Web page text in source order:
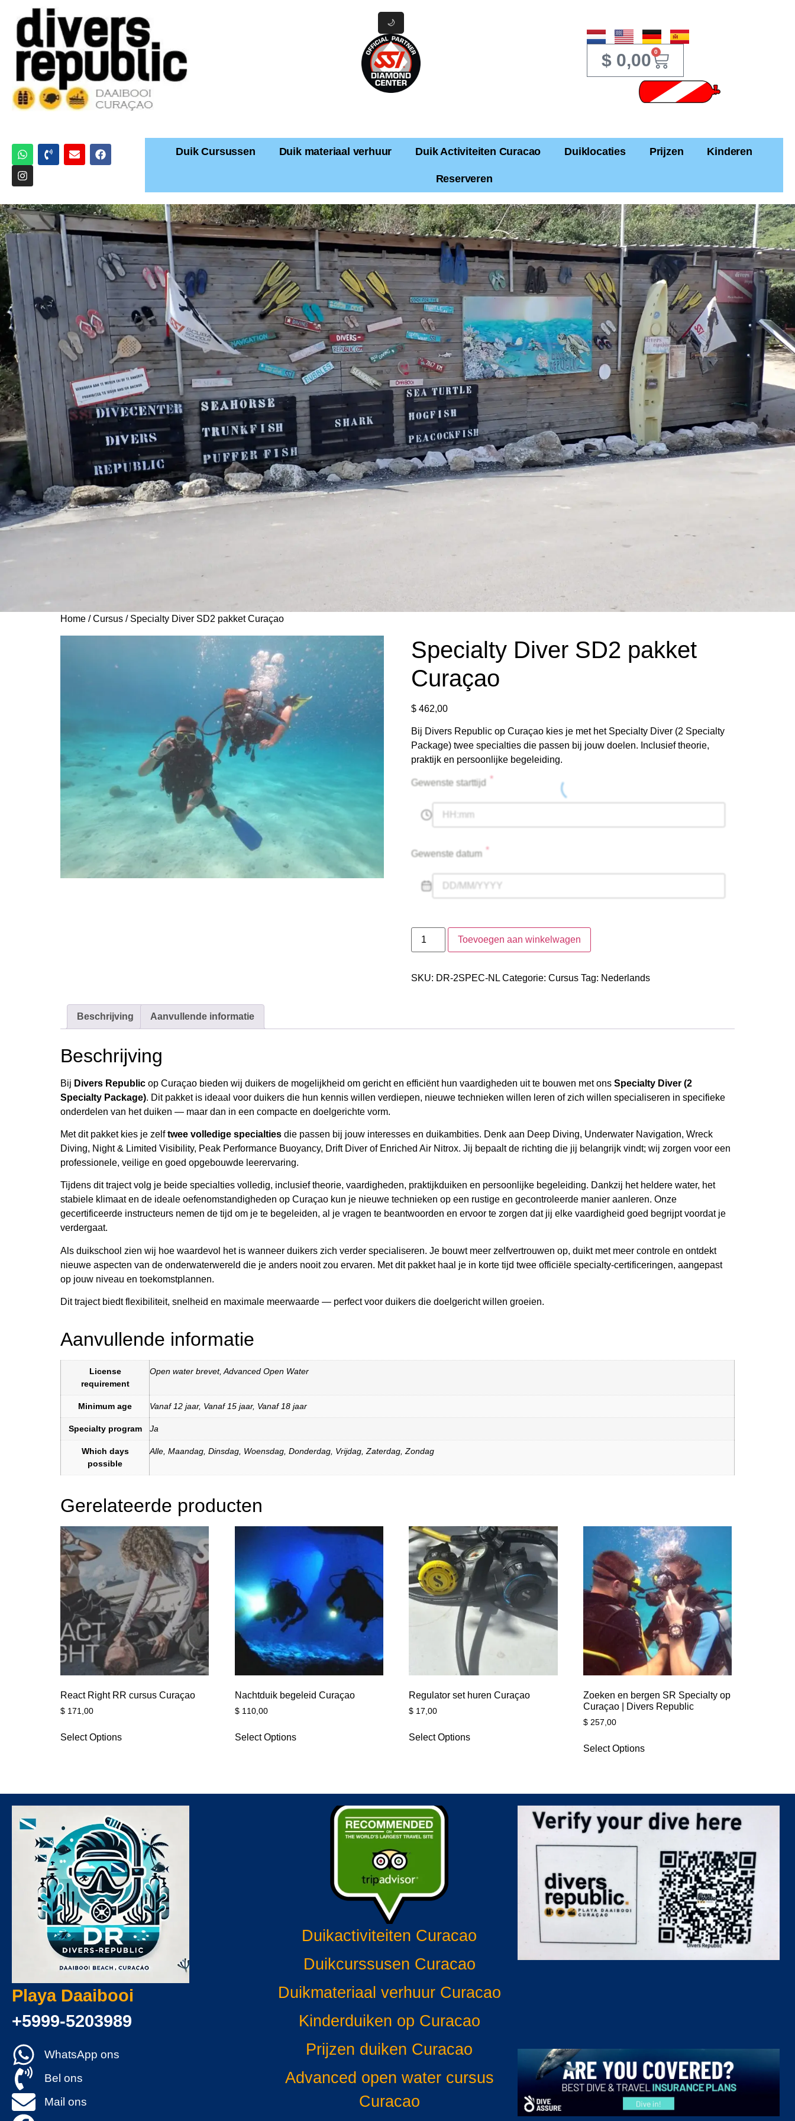
🌙
$0,00 0
Duik Cursussen Duik materiaal verhuur Duik Activiteiten Curacao Duiklocaties Prijzen Kinderen
Reserveren
Home /Cursus / Specialty Diver SD2 pakket Curaçao
Specialty Diver SD2 pakket
Curaçao
$462,00
Bij Divers Republic op Curaçao kies je met het Specialty Diver (2 Specialty
Package) twee specialties die passen bij jouw doelen. Inclusief theorie,
praktijk en persoonlijke begeleiding.
Gewenste starttijd *
Gewenste datum *
Toevoegen aan winkelwagen
SKU: DR-2SPEC-NL Categorie: Cursus Tag: Nederlands
Beschrijving Aanvullende informatie
Beschrijving
Bij Divers Republic op Curaçao bieden wij duikers de mogelijkheid om gericht en efficiënt hun vaardigheden uit te bouwen met ons Specialty Diver (2
Specialty Package). Dit pakket is ideaal voor duikers die hun kennis willen verdiepen, nieuwe technieken willen leren of zich willen specialiseren in specifieke
onderdelen van het duiken — maar dan in een compacte en doelgerichte vorm.
Met dit pakket kies je zelftwee volledige specialties die passen bij jouw interesses en duikambities. Denk aan Deep Diving, Underwater Navigation, Wreck
Diving, Night & Limited Visibility, Peak Performance Buoyancy, Drift Diver of Enriched Air Nitrox. Jij bepaalt de richting die jij belangrijk vindt; wij zorgen voor een
professionele, veilige en goed opgebouwde leerervaring.
Tijdens dit traject volg je beide specialties volledig, inclusief theorie, vaardigheden, praktijkduiken en persoonlijke begeleiding. Dankzij het heldere water, het
stabiele klimaat en de ideale oefenomstandigheden op Curaçao kun je nieuwe technieken op een rustige en gecontroleerde manier aanleren. Onze
gecertificeerde instructeurs nemen de tijd om je te begeleiden, al je vragen te beantwoorden en ervoor te zorgen dat jij elke vaardigheid goed begrijpt voordat je
verdergaat.
Als duikschool zien wij hoe waardevol het is wanneer duikers zich verder specialiseren. Je bouwt meer zelfvertrouwen op, duikt met meer controle en ontdekt
nieuwe aspecten van de onderwaterwereld die je anders nooit zou ervaren. Met dit pakket haal je in korte tijd twee officiële specialty-certificeringen, aangepast
op jouw niveau en toekomstplannen.
Dit traject biedt flexibiliteit, snelheid en maximale meerwaarde — perfect voor duikers die doelgericht willen groeien.
Aanvullende informatie
License
requirement
Open water brevet,Advanced Open Water
Minimum age Vanaf 12 jaar, Vanaf 15 jaar, Vanaf 18 jaar
Specialty program Ja
Which days
possible
Alle, Maandag, Dinsdag, Woensdag, Donderdag, Vrijdag,Zaterdag,Zondag
Gerelateerde producten
React Right RR cursus Curaçao
$ 171,00
Select Options
Nachtduik begeleid Curaçao
$110,00
Select Options
Regulator set huren Curaçao
$ 17,00
Select Options
Zoeken en bergen SR Specialty op
Curaçao | Divers Republic
$ 257,00
Select Options
Playa Daaibooi
+5999-5203989
WhatsApp ons
Bel ons
Mail ons
Duikactiviteiten Curacao
Duikcurssusen Curacao
Duikmateriaal verhuur Curacao
Kinderduiken op Curacao
Prijzen duiken Curacao
Advanced open water cursus
Curacao